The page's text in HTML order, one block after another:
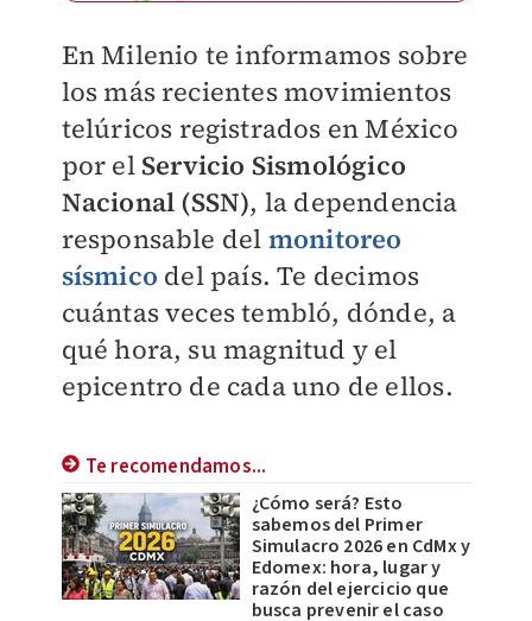
EnMilenio te informamos sobre
los más recientes movimientos
telúricos registrados en México
por el Servicio Sismológico
Nacional (SSN), la dependencia
responsable del monitoreo
sísmico del país. Te decimos
cuántas veces tembló, dónde, a
qué hora, su magnitud y el
epicentro de cada uno de ellos.
Te recomendamos...
¿Cómo será? Esto
sabemos del Primer
Simulacro 2026 en CdMx y
Edomex: hora, lugar y
razón del ejercicio que
busca prevenir el caso